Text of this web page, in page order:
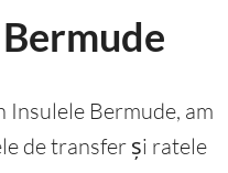
Bermude, am
de transfer și ratele